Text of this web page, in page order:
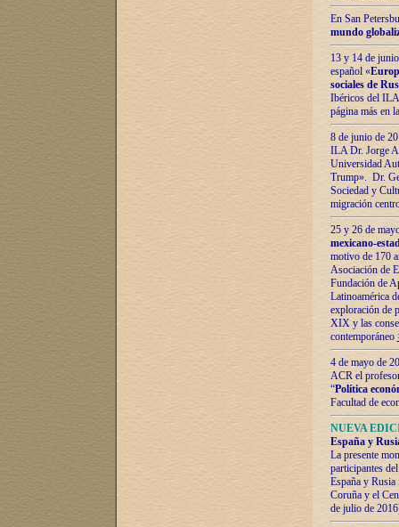
En San
mundo
13 y 14 de
español «
sociales de
Ibéricos del ILA
página más en
8 de junio de
ILA Dr. Jorge
Universidad
Trump». Dr.
Sociedad y
migración
25 y 26 de
mexicano-
motivo de 170
Asociación de
Fundación de
Latinoamérica
exploración de
XIX y las
contemporáneo
4 de mayo de
ACR el
“Política
Facultad de
NUEVA
España y
La presente
participantes
España y
Coruña y el
de julio de